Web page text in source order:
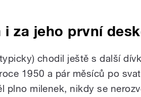
i za jeho první
chodil ještě s další
1950 a pár měsíců po
plno milenek, nikdy se